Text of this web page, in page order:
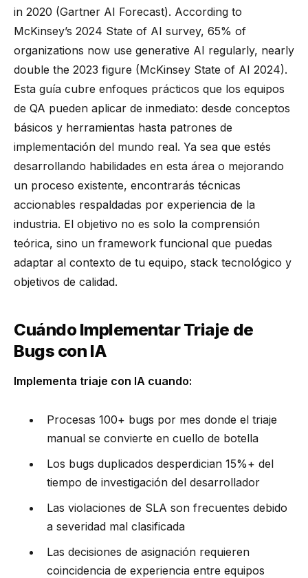
in 2020 (Gartner AI Forecast). According to
McKinsey’s 2024 State of AI survey, 65% of
organizations now use generative AI regularly, nearly
double the 2023 figure (McKinsey State of AI 2024).
Esta guía cubre enfoques prácticos que los equipos
de QA pueden aplicar de inmediato: desde conceptos
básicos y herramientas hasta patrones de
implementación del mundo real. Ya sea que estés
desarrollando habilidades en esta área o mejorando
un proceso existente, encontrarás técnicas
accionables respaldadas por experiencia de la
industria. El objetivo no es solo la comprensión
teórica, sino un framework funcional que puedas
adaptar al contexto de tu equipo, stack tecnológico y
objetivos de calidad.
Cuándo Implementar Triaje de
Bugs con IA
Implementa triaje con IA cuando:
Procesas 100+ bugs por mes donde el triaje
manual se convierte en cuello de botella
Los bugs duplicados desperdician 15%+ del
tiempo de investigación del desarrollador
Las violaciones de SLA son frecuentes debido
a severidad mal clasificada
Las decisiones de asignación requieren
coincidencia de experiencia entre equipos